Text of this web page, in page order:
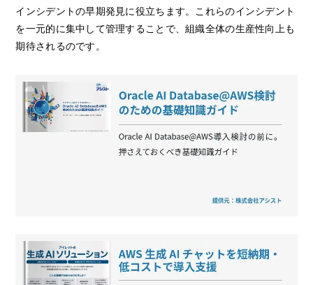
インシデントの早期発見に役立ちます。これらのインシデント
を一元的に集中して管理することで、組織全体の生産性向上も
期待されるのです。